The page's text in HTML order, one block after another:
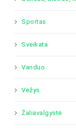
Sportas
Sveikata
Vanduo
Vėžys
Žaliavalgystė